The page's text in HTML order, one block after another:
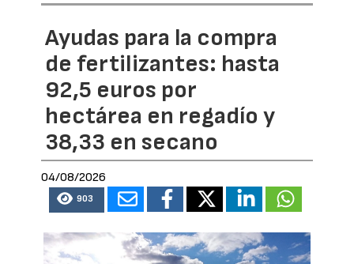
Ayudas para la compra
de fertilizantes: hasta
92,5 euros por
hectárea en regadío y
38,33 en secano
04/08/2026
903